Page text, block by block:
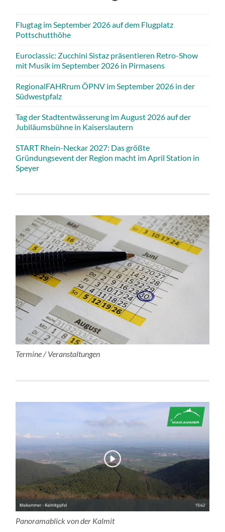
Flugtag im September 2026 auf dem Flugplatz
Pottschutthöhe
Euroclassic: Zucchini Sistaz präsentieren Retro-Show
mit Musik im September 2026 in Pirmasens
RegionalFAHRrum ÖPNV im September 2026 in der
Südwestpfalz
Tag der Stadtentwässerung im August 2026 auf der
Jubiläumsbühne in Kaiserslautern
START Rhein-Neckar 2027: Das größte
Gründungsevent der Region macht im April Station in
Speyer
Termine / Veranstaltungen
Panoramablick von der Kalmit